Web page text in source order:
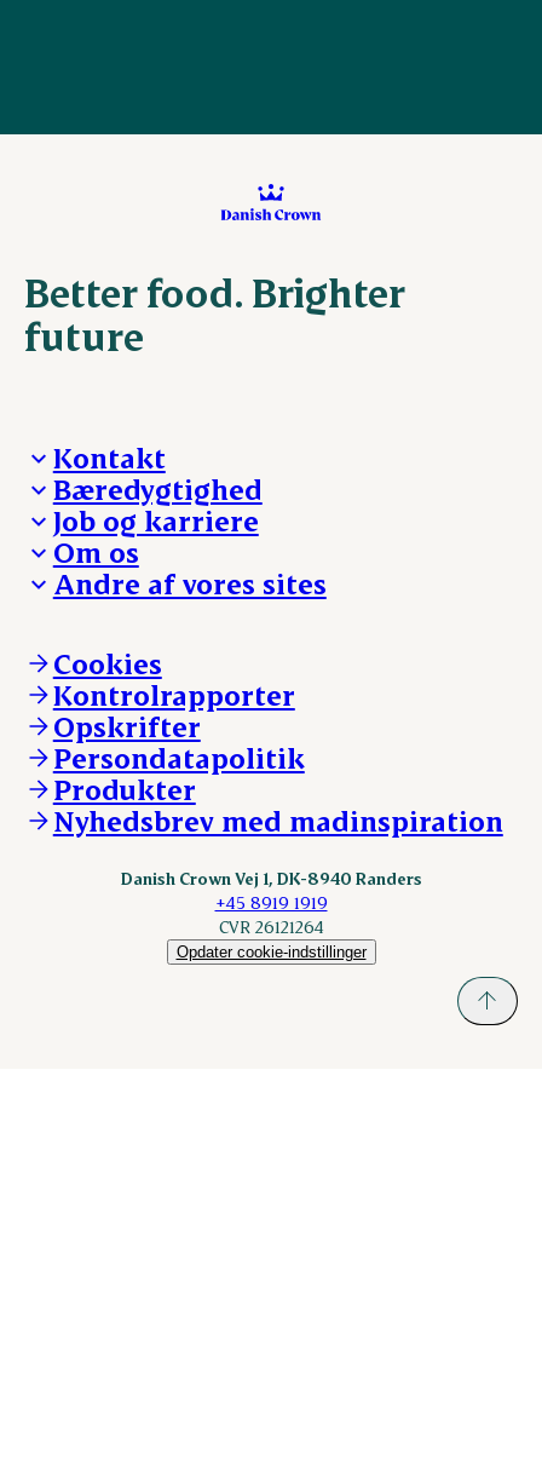
Better food. Brighter
future
Kontakt
Besøg Danish Crown
Presse og nyheder
Reklamationer
Whistleblower
Øvrige henvendelser
Bæredygtighed
Fra jord til bord
Hverdagen
Ansvarlighed og nøgletal
Job og karriere
Arbejd med os
Ledige stillinger
Om os
Hvem er vi
Vores resultater
Vores lokationer
Kontakt
Andre af vores sites
Andelsejere - kreatur
Danishcrownprofessional.com
DAT-Schaub.com
ESS-FOOD.com
Fonden Dansk Gastronomi
KLS.se
nordicspoor.com
Scanhide.dk
Cookies
Kontrolrapporter
Opskrifter
Persondatapolitik
Produkter
Nyhedsbrev med madinspiration
Danish Crown Vej 1, DK-8940 Randers
+45 8919 1919
CVR 26121264
Opdater cookie-indstillinger